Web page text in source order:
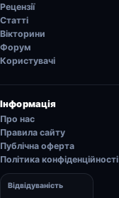
Рецензії
Статті
Вікторини
Форум
Користувачі
Інформація
Про нас
Правила сайту
Публічна оферта
Політика конфіденційності
Відвідуваність